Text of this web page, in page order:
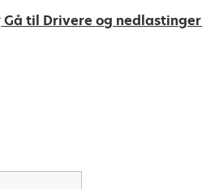
Gå til Drivere og nedlastinger